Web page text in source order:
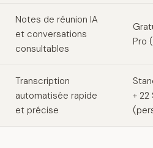
Notes de réunion IA
et conversations
consultables
Pro
Transcription
automatisée rapide
et précise
+